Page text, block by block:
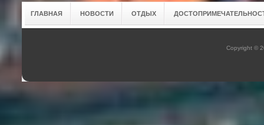
ГЛАВНАЯ НОВОСТИ ОТДЫХ
Copyright ©